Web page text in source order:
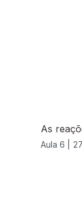
As
Aula 6 |